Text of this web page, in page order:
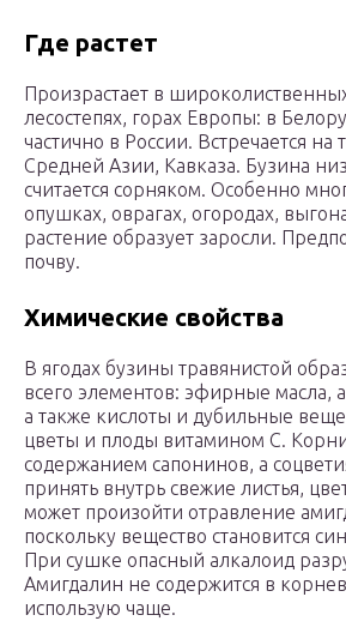
Где растет
Произрастает в
лесостепях, горах Европы: в
частично в России. Встречается на
Средней Азии, Кавказа. Бузина
считается сорняком. Особенно
опушках, оврагах, огородах,
растение образует заросли.
почву.
Химические свойства
В ягодах бузины травянистой
всего элементов: эфирные масла,
а также кислоты и дубильные
цветы и плоды витамином С.
содержанием сапонинов, а
принять внутрь свежие листья,
может произойти отравление
поскольку вещество становится
При сушке опасный алкалоид
Амигдалин не содержится в
использую чаще.